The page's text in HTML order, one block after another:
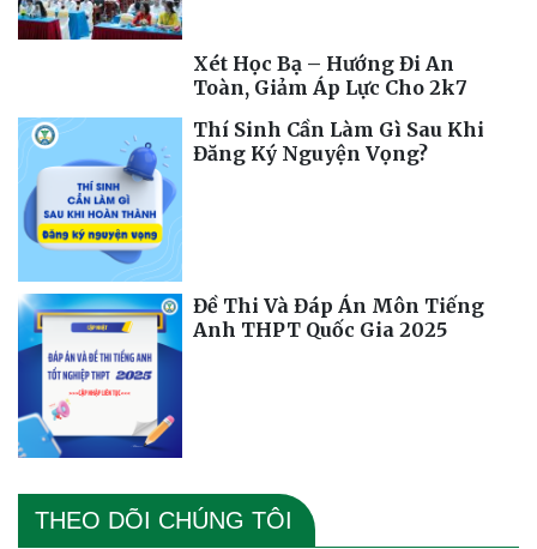
Xét Học Bạ – Hướng Đi An
Toàn, Giảm Áp Lực Cho 2k7
Thí Sinh Cần Làm Gì Sau Khi
Đăng Ký Nguyện Vọng?
Đề Thi Và Đáp Án Môn Tiếng
Anh THPT Quốc Gia 2025
THEO DÕI CHÚNG TÔI